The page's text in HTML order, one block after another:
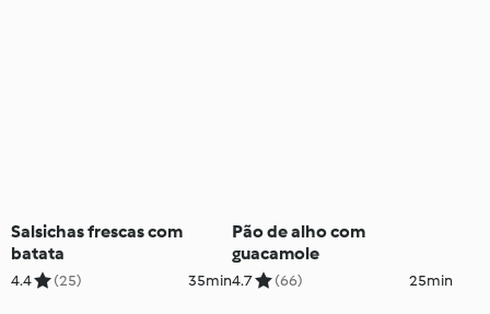
Salsichas frescas com
batata
4.4 (25) 35min
Pão de alho com
guacamole
4.7 (66) 25min